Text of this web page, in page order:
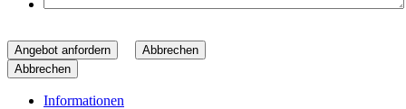
Angebot anfordern
Abbrechen
Abbrechen
Informationen